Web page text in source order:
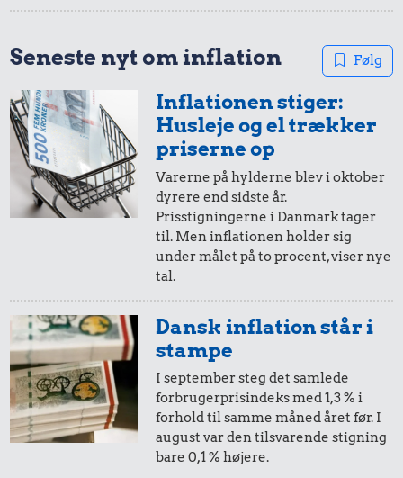
Pilsner
0,25 kr.
1/2 kg kaffe
flæskesvær
0,37 kr. 7,58 kr.
Sko
Seneste nyt om inflation Følg
Inflationen stiger:
Husleje og el trækker
priserne op
Varerne på hylderne blev i oktober
dyrere end sidste år.
Prisstigningerne i Danmark tager
til. Men inflationen holder sig
under målet på to procent, viser nye
tal.
Dansk inflation står i
stampe
I september steg det samlede
forbrugerprisindeks med 1,3 % i
forhold til samme måned året før. I
august var den tilsvarende stigning
bare 0,1 % højere.